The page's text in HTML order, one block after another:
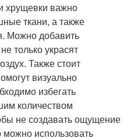
хрущевки важно
ткани, а также
Можно добавить
только украсят
Также стоит
визуально
избегать
количеством
не создавать ощущение
использовать